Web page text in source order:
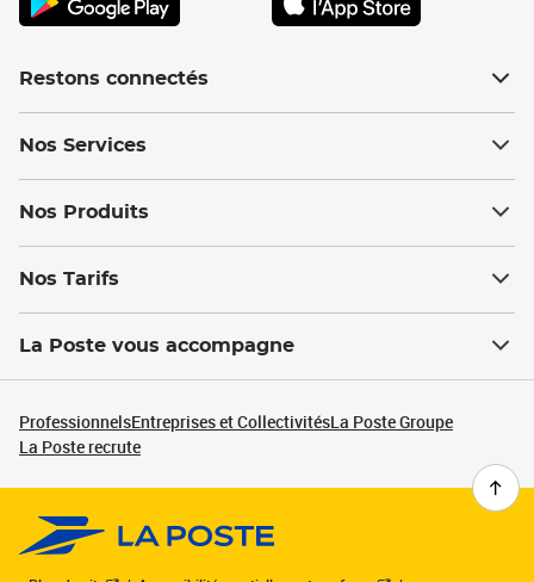
Restons connectés
Nos Services
Nos Produits
Nos Tarifs
La Poste vous accompagne
ProfessionnelsEntreprises et CollectivitésLa Poste Groupe
La Poste recrute